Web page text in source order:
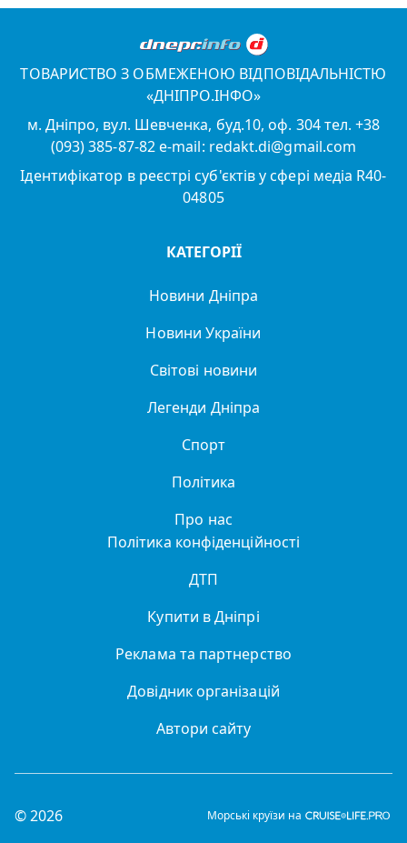
ТОВАРИСТВО З ОБМЕЖЕНОЮ ВІДПОВІДАЛЬНІСТЮ
«ДНІПРО.ІНФО»
м. Дніпро, вул. Шевченка, буд.10, оф. 304 тел. +38
(093) 385-87-82 e-mail: redakt.di@gmail.com
Ідентифікатор в реєстрі суб'єктів у сфері медіа R40-
04805
КАТЕГОРІЇ
Новини Дніпра
Новини України
Світові новини
Легенди Дніпра
Спорт
Політика
Про нас
Політика конфіденційності
ДТП
Купити в Дніпрі
Реклама та партнерство
Довідник організацій
Автори сайту
© 2026 Морські круїзи на